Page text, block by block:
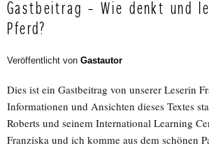
Gastbeitrag – Wie denkt und
Pferd?
Veröffentlicht von Gastautor
Dies ist ein Gastbeitrag von unserer Leserin
Informationen und Ansichten dieses Textes
Roberts und seinem International Learning
Franziska und ich komme aus dem schönen